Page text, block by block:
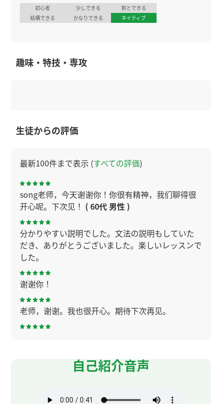
初心者 少しできる
割とできる
結構できる
かなりできる ネイティブ
趣味・特技・専攻
生徒からの評価
最新100件まで表示 (すべての評価)
song老师，今天谢谢你！你很有精神，我们聊得很
开心呢。下次见！ ( 60代 男性 )
分かりやすい説明でした。文法の説明もしていた
だき、ありがとうございました。楽しいレッスンで
した。
谢谢你！
老师，谢谢。我也很开心。期待下次再见。
老师的课总是让人学得津津有味。昨晚我推荐了
indeed，但仔细想想，对于外国人来说，Daijob、
LinkedIn（APP）可能更合适。
自己紹介音声